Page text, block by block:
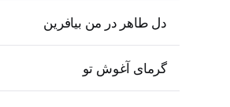
دل طاهر در من بیافرین
گرمای آغوش تو